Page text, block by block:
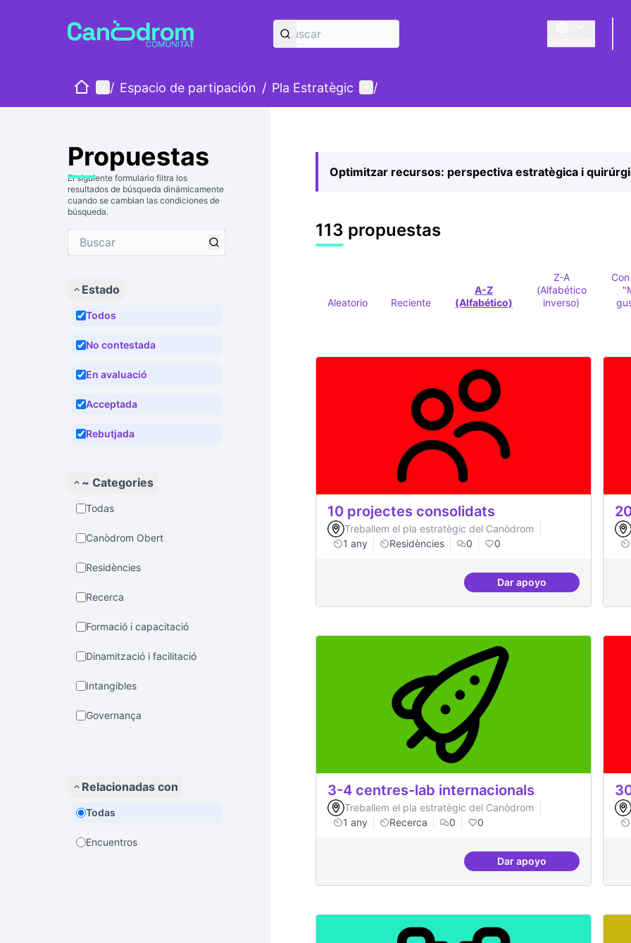
Triar la llengua
InicioMenú principal
/ Espacio de partipación / Pla Estratègic Menú de usuario
/
Propuestas
El siguiente formulario filtra los
resultados de búsqueda dinámicamente
cuando se cambian las condiciones de
búsqueda.
Estado
Todos
No contestada
En avaluació
Acceptada
Rebutjada
~ Categories
Todas
Canòdrom Obert
Residències
Recerca
Formació i capacitació
Dinamització i facilitació
Intangibles
Governança
Relacionadas con
Todas
Encuentros
Optimitzar recursos: perspectiva estratègica i
113 propuestas
Aleatorio Reciente
A-Z
(Alfabético)
Z-A
(Alfabético
inverso)
10 projectes consolidats
Treballem el pla estratègic del Canòdrom
1 any
Residències 0 0
Dar apoyo10 projectes
3-4 centres-lab internacionals
Treballem el pla estratègic del Canòdrom
1 any
Recerca 0 0
Dar apoyo3-4 centres-lab